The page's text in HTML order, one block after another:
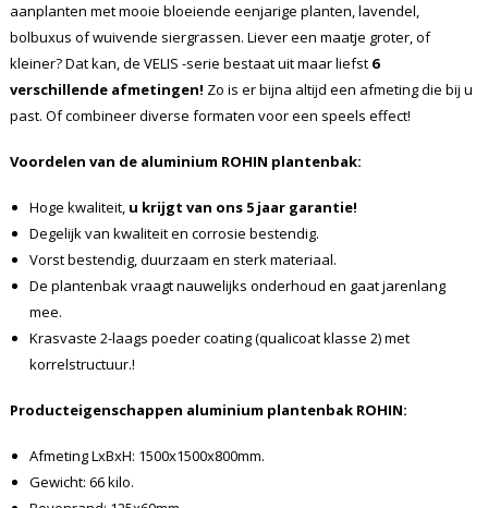
aanplanten met mooie bloeiende eenjarige planten, lavendel,
bolbuxus of wuivende siergrassen. Liever een maatje groter, of
kleiner? Dat kan, de VELIS -serie bestaat uit maar liefst 6
verschillende afmetingen! Zo is er bijna altijd een afmeting die bij u
past. Of combineer diverse formaten voor een speels effect!
Voordelen van de aluminium ROHIN plantenbak:
Hoge kwaliteit, u krijgt van ons 5 jaar garantie!
Degelijk van kwaliteit en corrosie bestendig.
Vorst bestendig, duurzaam en sterk materiaal.
De plantenbak vraagt nauwelijks onderhoud en gaat jarenlang
mee.
Krasvaste 2-laags poeder coating (qualicoat klasse 2) met
korrelstructuur.!
Producteigenschappen aluminium plantenbak ROHIN:
Afmeting LxBxH: 1500x1500x800mm.
Gewicht: 66 kilo.